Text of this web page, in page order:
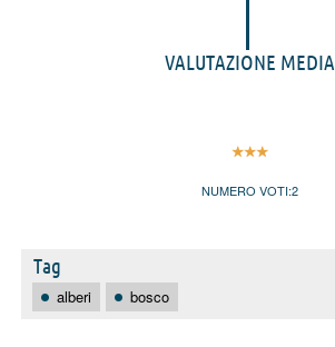
VALUTAZIONE MEDIA
NUMERO VOTI:2
Tag
alberi bosco